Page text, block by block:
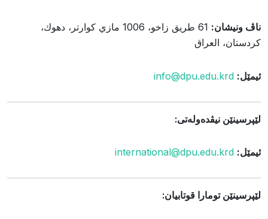
ناڤ ونيشان:
61 طريق زاخو، 1006 مازي كوارتر، دهوك،
كردستان، العراق
ئيمێل: info@dpu.edu.krd
لێپرسينێن نيڤده‌وله‌تى:
ئيمێل: international@dpu.edu.krd
لێپرسينێن تومارا قوتابيان: